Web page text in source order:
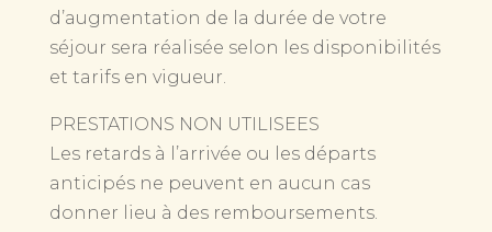
d’augmentation de la durée de votre
séjour sera réalisée selon les disponibilités
et tarifs en vigueur.
PRESTATIONS NON UTILISEES
Les retards à l’arrivée ou les départs
anticipés ne peuvent en aucun cas
donner lieu à des remboursements.